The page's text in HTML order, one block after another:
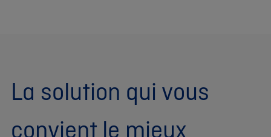
La solution qui vous
convient le mieux